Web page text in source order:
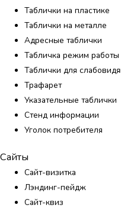
Таблички на пластике
Таблички на металле
Адресные таблички
Табличка режим работы
Таблички для
Трафарет
Указательные таблички
Стенд информации
Уголок потребителя
Сайты
Сайт-визитка
Лэндинг-пейдж
Сайт-квиз